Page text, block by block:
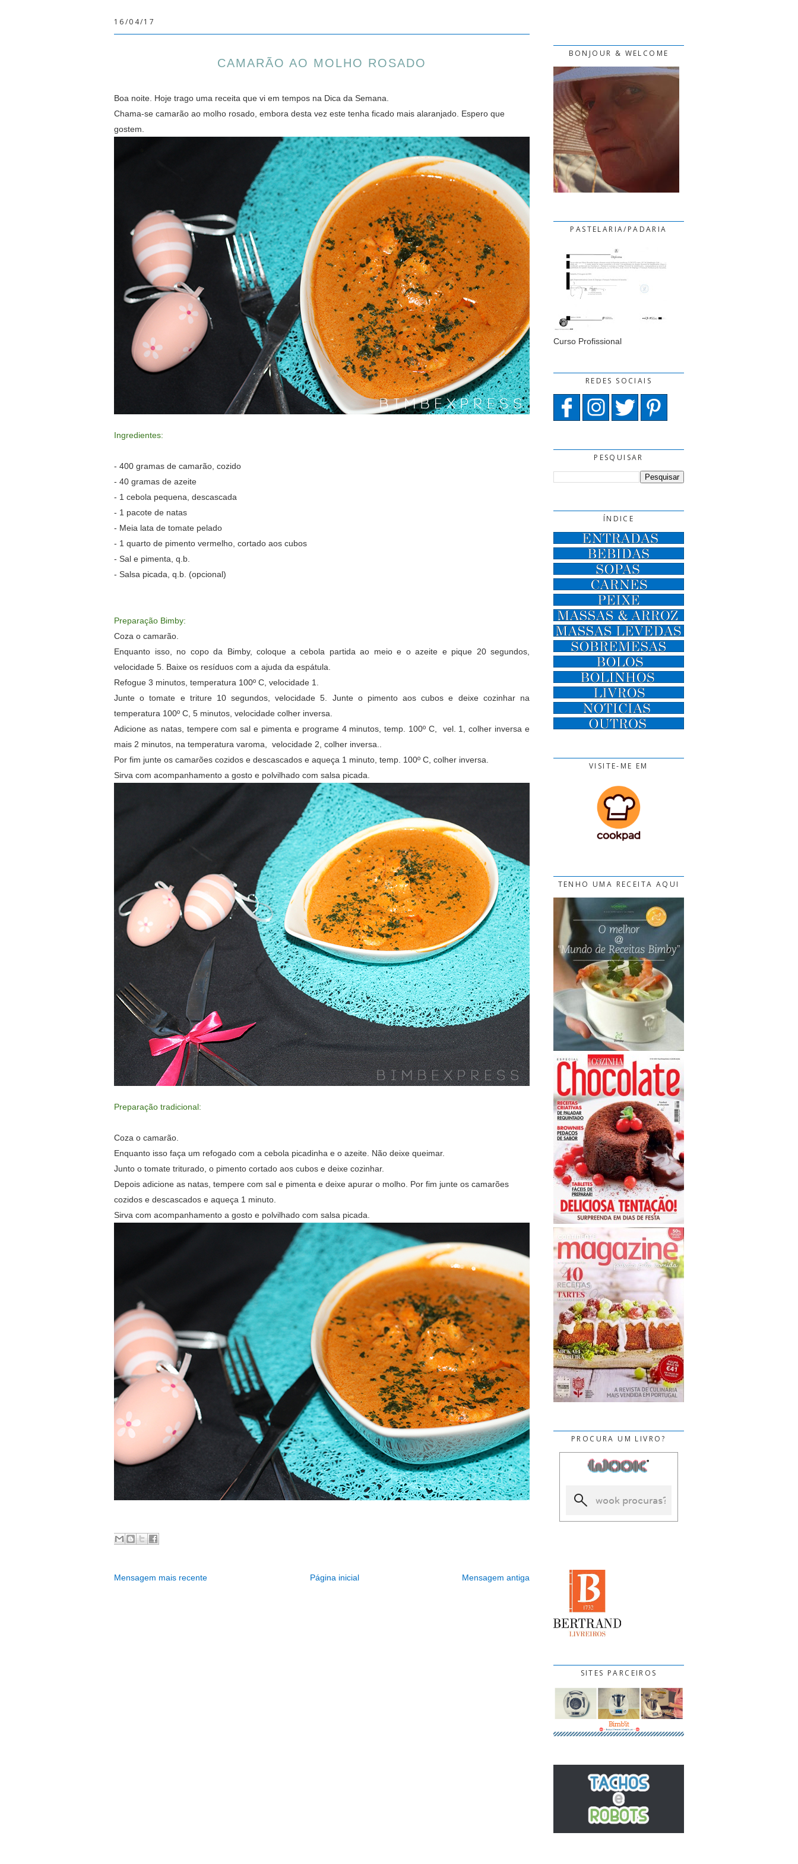
16/04/17
CAMARÃO AO MOLHO ROSADO
Boa noite. Hoje trago uma receita que vi em tempos na Dica da Semana.
Chama-se camarão ao molho rosado, embora desta vez este tenha ficado mais alaranjado. Espero que
gostem.
Ingredientes:
- 400 gramas de camarão, cozido
- 40 gramas de azeite
- 1 cebola pequena, descascada
- 1 pacote de natas
- Meia lata de tomate pelado
- 1 quarto de pimento vermelho, cortado aos cubos
- Sal e pimenta, q.b.
- Salsa picada, q.b. (opcional)
Preparação Bimby:
Coza o camarão.
Enquanto isso, no copo da Bimby, coloque a cebola partida ao meio e o azeite e pique 20 segundos,
velocidade 5. Baixe os resíduos com a ajuda da espátula.
Refogue 3 minutos, temperatura 100º C, velocidade 1.
Junte o tomate e triture 10 segundos, velocidade 5. Junte o pimento aos cubos e deixe cozinhar na
temperatura 100º C, 5 minutos, velocidade colher inversa.
Adicione as natas, tempere com sal e pimenta e programe 4 minutos, temp. 100º C, vel. 1, colher inversa e
mais 2 minutos, na temperatura varoma, velocidade 2, colher inversa..
Por fim junte os camarões cozidos e descascados e aqueça 1 minuto, temp. 100º C, colher inversa.
Sirva com acompanhamento a gosto e polvilhado com salsa picada.
Preparação tradicional:
Coza o camarão.
Enquanto isso faça um refogado com a cebola picadinha e o azeite. Não deixe queimar.
Junto o tomate triturado, o pimento cortado aos cubos e deixe cozinhar.
Depois adicione as natas, tempere com sal e pimenta e deixe apurar o molho. Por fim junte os camarões
cozidos e descascados e aqueça 1 minuto.
Sirva com acompanhamento a gosto e polvilhado com salsa picada.
Mensagem mais recente Mensagem antiga
Página inicial
BONJOUR & WELCOME
PASTELARIA/PADARIA
Curso Profissional
REDES SOCIAIS
PESQUISAR
ÍNDICE
VISITE-ME EM
TENHO UMA RECEITA AQUI
PROCURA UM LIVRO?
SITES PARCEIROS